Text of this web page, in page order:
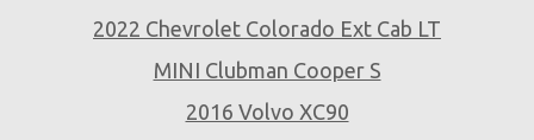
2022 Chevrolet Colorado Ext Cab LT
MINI Clubman Cooper S
2016 Volvo XC90